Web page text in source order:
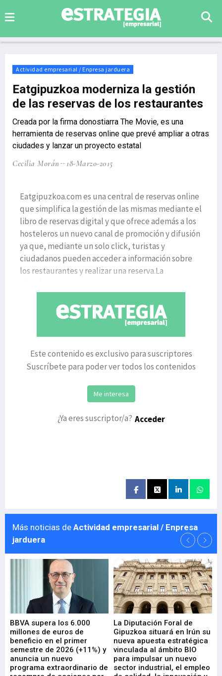
Actividad empresarial / Enpresa jarduera
Eatgipuzkoa moderniza la gestión
de las reservas de los restaurantes
Creada por la firma donostiarra The Movie, es una
herramienta de reservas online que prevé ampliar a otras
ciudades y lanzar un proyecto estatal
Cecilia Morán 18-Marzo-2015
Eatgipuzkoa.com es una central de reservas online
que simplifica la gestión de las mismas mediante el
libro de reservas digital y que ofrece además a los
hosteleros un nuevo canal de promoción y difusión
ya que, mediante un solo click, turistas y
ciudadanos pueden acceder a información sobre
los restaurantes y realizar una reserva.La
Este contenido es exclusivo para suscriptores
Suscríbete para poder ver todos los contenidos
Me interesa
¿Ya eres suscriptor/a? Acceder
Más noticias de Actividad empresarial / Enpresa
jarduera
BBVA supera los 6.000
millones de euros de
beneficio en el primer
semestre de 2026 (+11%) y
anuncia un nuevo
programa extraordinario de
La Diputación Foral de
Gipuzkoa situará en Irún su
nueva apuesta estratégica
vinculada al ámbito BIO
para impulsar un nuevo
sector industrial, el empleo